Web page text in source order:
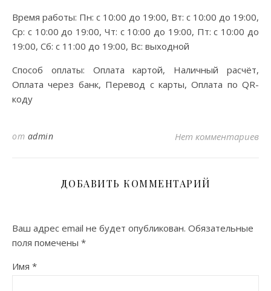
Время работы: Пн: с 10:00 до 19:00, Вт: с 10:00 до 19:00,
Ср: с 10:00 до 19:00, Чт: с 10:00 до 19:00, Пт: с 10:00 до
19:00, Сб: с 11:00 до 19:00, Вс: выходной
Способ оплаты: Оплата картой, Наличный расчёт,
Оплата через банк, Перевод с карты, Оплата по QR-
коду
от admin Нет комментариев
ДОБАВИТЬ КОММЕНТАРИЙ
Ваш адрес email не будет опубликован. Обязательные
поля помечены *
Имя *